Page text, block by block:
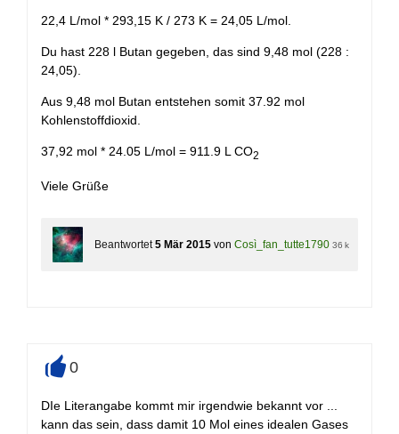
22,4 L/mol * 293,15 K / 273 K = 24,05 L/mol.
Du hast 228 l Butan gegeben, das sind 9,48 mol (228 :
24,05).
Aus 9,48 mol Butan entstehen somit 37.92 mol
Kohlenstoffdioxid.
37,92 mol * 24.05 L/mol = 911.9 L CO2
Viele Grüße
Beantwortet 5 Mär 2015 von Così_fan_tutte1790 36 k
0
DIe Literangabe kommt mir irgendwie bekannt vor ...
kann das sein, dass damit 10 Mol eines idealen Gases